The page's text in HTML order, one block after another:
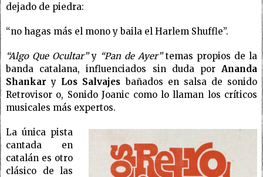
dejado de piedra:
“no hagas más el mono y baila el Harlem Shuffle”.
“Algo Que Ocultar”y “Pan de Ayer”temas propios de la
banda catalana, influenciados sin duda por Ananda
Shankar y Los Salvajes bañados en salsa de sonido
Retrovisor o, Sonido Joanic como lo llaman los críticos
musicales más expertos.
La única pista
cantada en
catalán es otro
clásico de las